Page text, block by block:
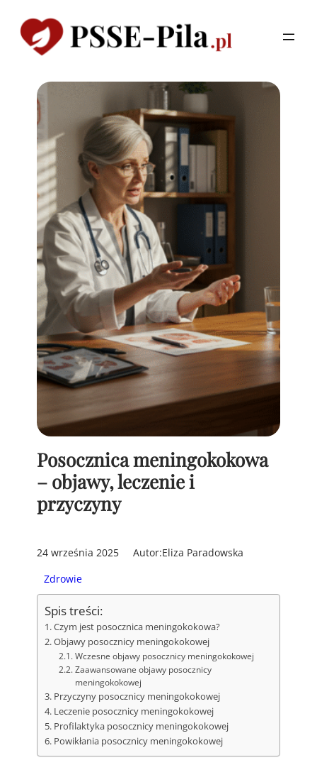
treści
Posocznica meningokokowa
– objawy, leczenie i
przyczyny
24 września 2025 Autor:Eliza Paradowska
Zdrowie
Spis treści:
Czym jest posocznica meningokokowa?
Objawy posocznicy meningokokowej
Wczesne objawy posocznicy meningokokowej
Zaawansowane objawy posocznicy
meningokokowej
Przyczyny posocznicy meningokokowej
Leczenie posocznicy meningokokowej
Profilaktyka posocznicy meningokokowej
Powikłania posocznicy meningokokowej